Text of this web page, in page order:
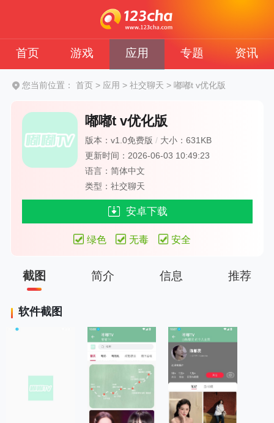
首页 游戏 应用 专题 资讯
您当前位置： 首页 > 应用 > 社交聊天 >嘟嘟t v优化版
嘟嘟t v优化版
版本：v1.0免费版/ 大小：631KB
更新时间：2026-06-03 10:49:23
语言：简体中文
类型：社交聊天
安卓下载
绿色 无毒 安全
截图 简介 信息 推荐
软件截图